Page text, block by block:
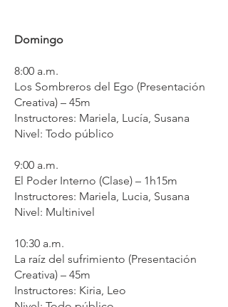
Domingo
8:00 a.m.
Los Sombreros del Ego (Presentación
Creativa) – 45m
Instructores: Mariela, Lucía, Susana
Nivel: Todo público
9:00 a.m.
El Poder Interno (Clase) – 1h15m
Instructores: Mariela, Lucia, Susana
Nivel: Multinivel
10:30 a.m.
La raíz del sufrimiento (Presentación
Creativa) – 45m
Instructores: Kiria, Leo